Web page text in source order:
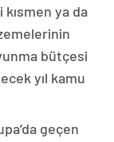
ya da
bütçesi
yıl kamu
geçen